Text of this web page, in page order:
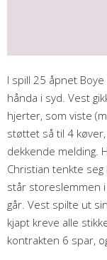
I spill 25 åpnet
hånda i syd. Vest
hjerter, som viste
støttet så til 4
dekkende melding.
Christian tenkte
står storeslemmen
går. Vest spilte ut
kjapt kreve alle
kontrakten 6 spar,